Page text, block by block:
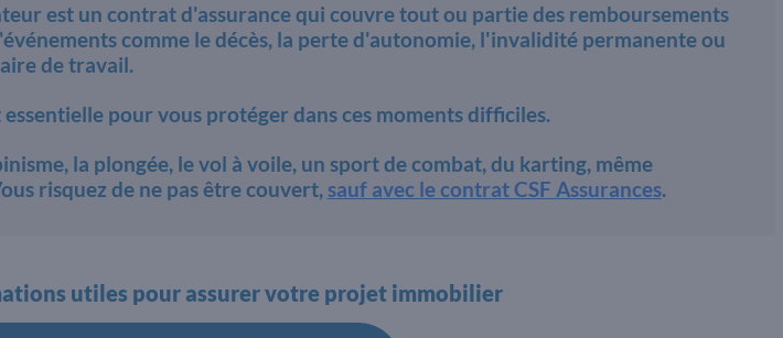
est un contrat d'assurance qui couvre tout ou partie des remboursements
comme le décès, la perte d'autonomie, l'invalidité permanente ou
de travail.
pour vous protéger dans ces moments difficiles.
la plongée, le vol à voile, un sport de combat, du karting, même
risquez de ne pas être couvert,sauf avec le contrat CSF Assurances.
utiles pour assurer votre projet immobilier